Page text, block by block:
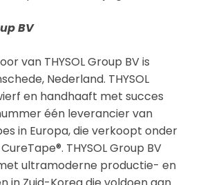
BV
van THYSOL Group BV is
Nederland. THYSOL
en handhaaft met succes
één leverancier van
in Europa, die verkoopt onder
THYSOL Group BV
ultramoderne productie- en